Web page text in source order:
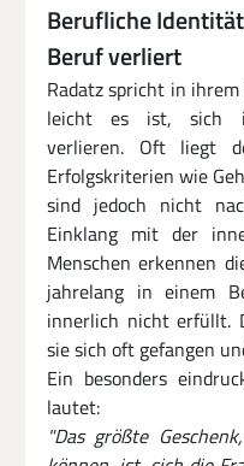
Berufliche
Beruf verliert
Radatz spricht in
leicht es ist, sich
verlieren. Oft liegt
Erfolgskriterien wie
sind jedoch nicht
Einklang mit der
Menschen erkennen
jahrelang in einem
innerlich nicht erfüllt.
sie sich oft gefangen
Ein besonders
lautet:
"Das größte